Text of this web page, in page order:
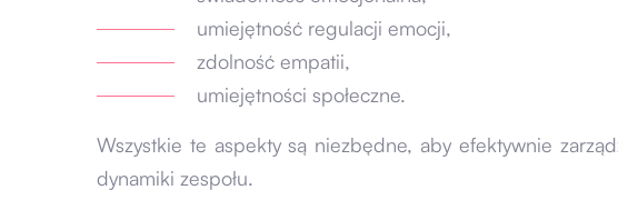
umiejętność regulacji emocji,
zdolność empatii,
umiejętności społeczne.
Wszystkie te aspekty są niezbędne, aby efektywnie
dynamiki zespołu.